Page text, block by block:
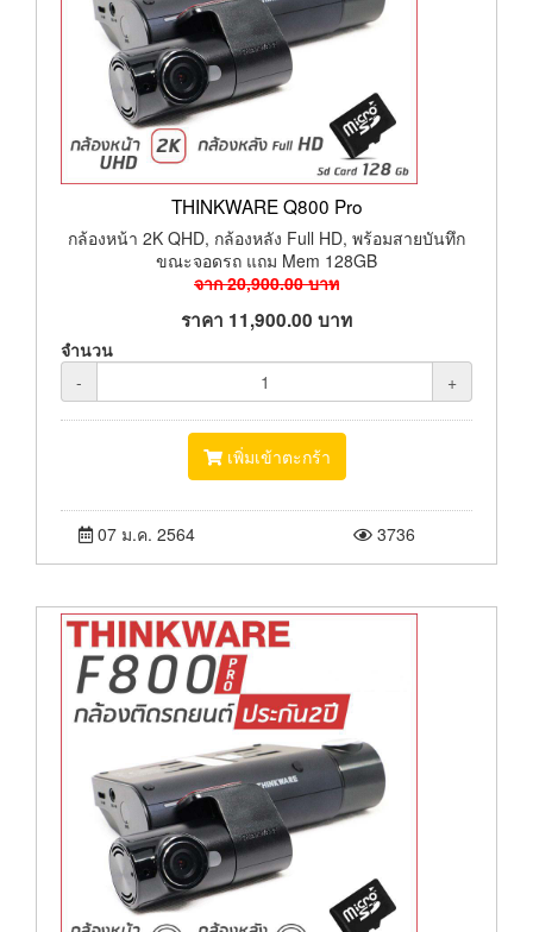
THINKWARE Q800 Pro
กล้องหน้า 2K QHD, กล้องหลัง Full HD, พร้อมสายบันทึก
ขณะจอดรถ แถม Mem 128GB
จาก20,900.00บาท
ราคา 11,900.00 บาท
จำนวน
-
+
เพิ่มเข้าตะกร้า
07 ม.ค. 2564 3736